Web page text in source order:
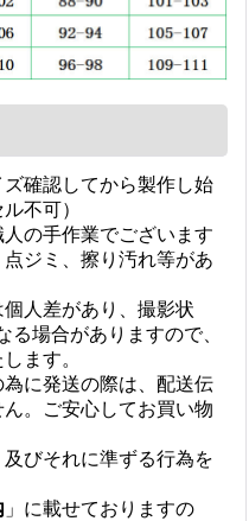
確認してから製作し始
不可）
の手作業でございます
ジミ、擦り汚れ等があ
人差があり、撮影状
場合がありますので、
ます。
に発送の際は、配送伝
。ご安心してお買い物
びそれに準ずる行為を
」に載せておりますの